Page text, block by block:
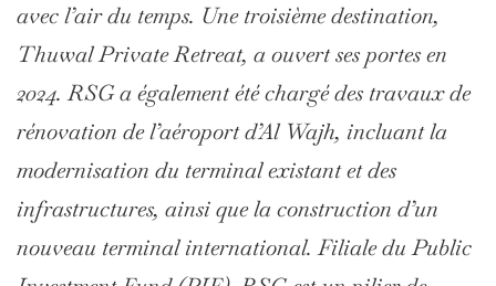
avec l’air du temps. Une troisième destination,
Thuwal Private Retreat, a ouvert ses portes en
2024. RSG a également été chargé des travaux de
rénovation de l’aéroport d’Al Wajh, incluant la
modernisation du terminal existant et des
infrastructures, ainsi que la construction d’un
nouveau terminal international. Filiale du Public